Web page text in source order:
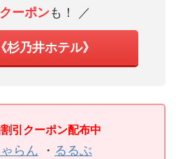
クーポンも！ ／
杉乃井ホテル》
引クーポン配布中
ゃらん ・ るるぶ